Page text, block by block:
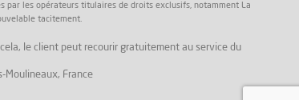
par les opérateurs titulaires de droits exclusifs, notamment La
tacitement.
le client peut recourir gratuitement au service du
Moulineaux, France